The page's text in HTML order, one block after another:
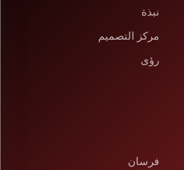
نبذة
مركز التصميم
رؤى
فرسان